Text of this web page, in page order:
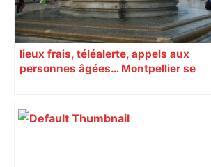
lieux frais, téléalerte, appels aux
personnes âgées… Montpellier se